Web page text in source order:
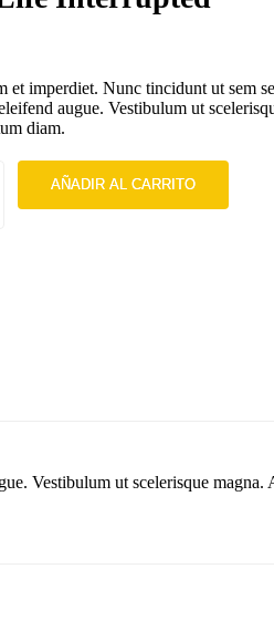
et imperdiet. Nunc tincidunt ut sem
augue. Vestibulum ut
diam.
AÑADIR AL CARRITO
Vestibulum ut scelerisque magna.